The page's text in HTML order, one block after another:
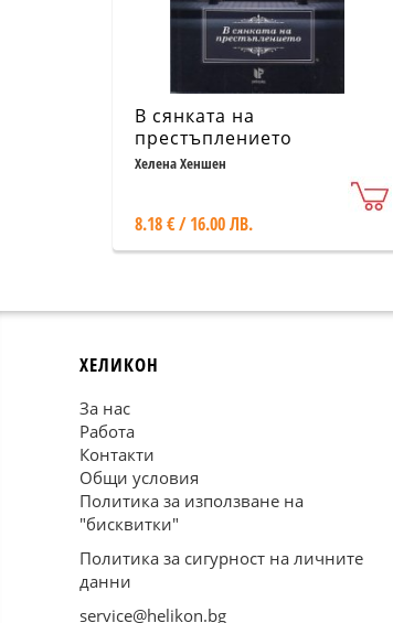
В сянката на
престъплението
Хелена Хеншен
8.18 € / 16.00 ЛВ.
ХЕЛИКОН
За нас
Работа
Контакти
Общи условия
Политика за използване на
"бисквитки"
Политика за сигурност на личните
данни
service@helikon.bg